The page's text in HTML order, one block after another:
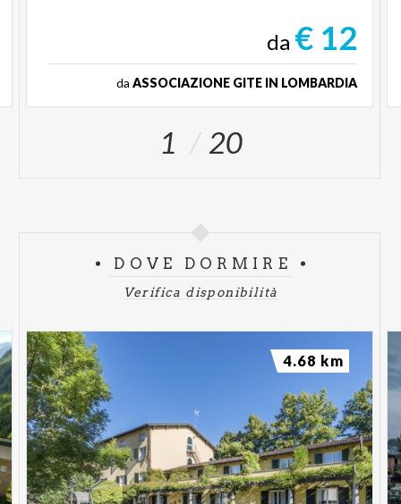
da € 12
da ASSOCIAZIONE GITE IN LOMBARDIA
1 20
DOVE DORMIRE
Verifica disponibilità
4.68 km